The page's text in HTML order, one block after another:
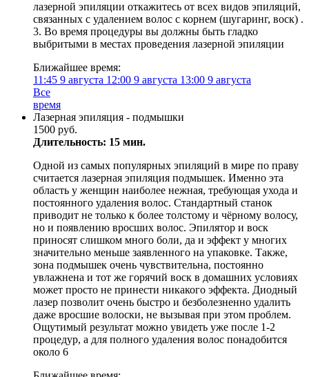
лазерной эпиляции откажитесь от всех видов эпиляций,
связанных с удалением волос с корнем (шугаринг, воск) .
3. Во время процедуры вы должны быть гладко
выбритыми в местах проведения лазерной эпиляции
Ближайшее время:
11:45 9 августа 12:00 9 августа 13:00 9 августа
Все
время
Лазерная эпиляция - подмышки
1500 руб.
Длительность: 15 мин.
Одной из самых популярных эпиляций в мире по праву
считается лазерная эпиляция подмышек. Именно эта
область у женщин наиболее нежная, требующая ухода и
постоянного удаления волос. Стандартный станок
приводит не только к более толстому и чёрному волосу,
но и появлению вросших волос. Эпилятор и воск
приносят слишком много боли, да и эффект у многих
значительно меньше заявленного на упаковке. Также,
зона подмышек очень чувствительна, постоянно
увлажнена и тот же горячий воск в домашних условиях
может просто не принести никакого эффекта. Диодный
лазер позволит очень быстро и безболезненно удалить
даже вросшие волоски, не вызывая при этом проблем.
Ощутимый результат можно увидеть уже после 1-2
процедур, а для полного удаления волос понадобится
около 6